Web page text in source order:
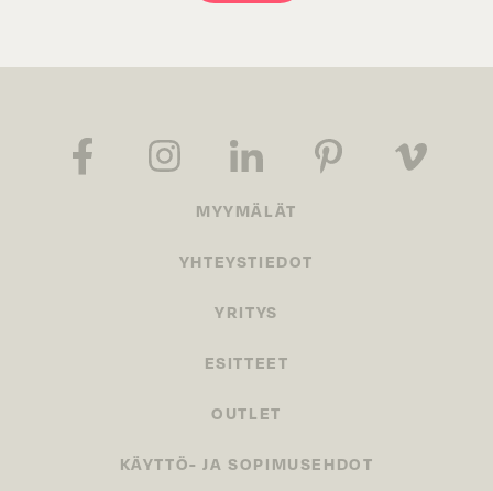
MYYMÄLÄT
YHTEYSTIEDOT
YRITYS
ESITTEET
OUTLET
KÄYTTÖ- JA SOPIMUSEHDOT